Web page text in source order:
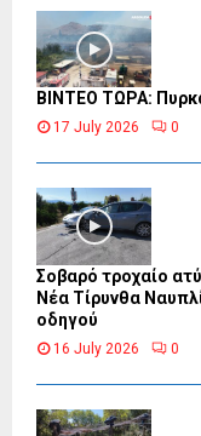
ΒΙΝΤΕΟ ΤΩΡΑ:
17 July 2026 0
Σοβαρό τροχαίο
Νέα Τίρυνθα
οδηγού
16 July 2026 0